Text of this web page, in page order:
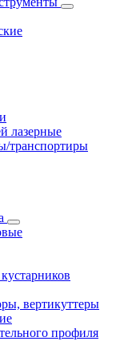
лазерные
транспортиры
вертикуттеры
профиля